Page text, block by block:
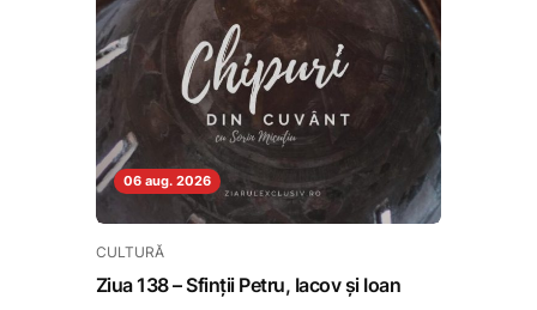
06 aug. 2026
CULTURĂ
Ziua 138 – Sfinții Petru, Iacov și Ioan